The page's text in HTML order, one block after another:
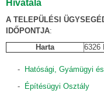
Hivatala
A TELEPÜLÉSI
IDŐPONTJA:
Harta
6326
-
Hatósági, Gyámügyi
-
Építésügyi Osztály